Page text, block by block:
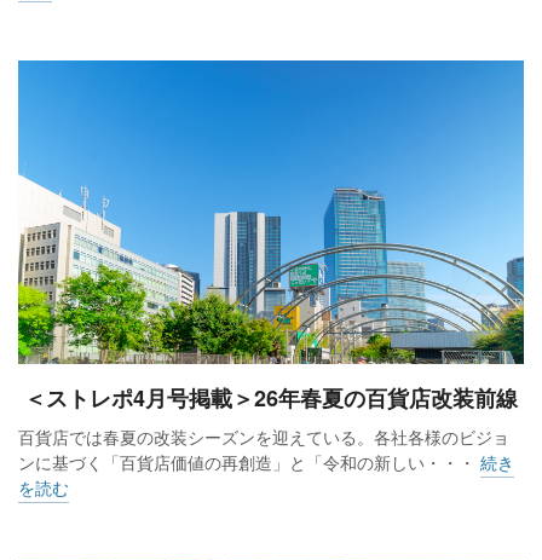
＜ストレポ4月号掲載＞26年春夏の百貨店改装前線
百貨店では春夏の改装シーズンを迎えている。各社各様のビジョ
ンに基づく「百貨店価値の再創造」と「令和の新しい・・・ 続き
を読む